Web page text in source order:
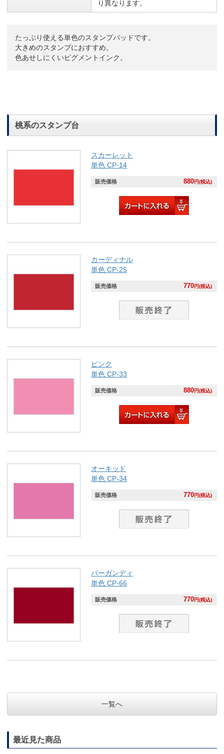
り異なります。
たっぷり使える単色のスタンプパッドです。
大きめのスタンプにおすすめ。
色あせしにくいピグメントインク。
桃系のスタンプ台
スカーレット
単色 CP-14
販売価格 880円(税込)
カーディナル
単色 CP-25
販売価格 770円(税込)
ピンク
単色 CP-33
販売価格 880円(税込)
オーキッド
単色 CP-34
販売価格 770円(税込)
バーガンディ
単色 CP-66
販売価格 770円(税込)
一覧へ
最近見た商品